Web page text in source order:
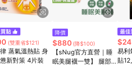
(雙重省$121)
蒸氣溫熱貼 身
新對策 4片裝
降價
$880 (降$100)
【sNug官方直營｜睡
眠美腿襪一雙】 腿部放
易利
貼12